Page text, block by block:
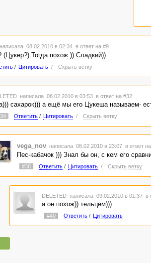
написала 08.02.2010 в 02:34 в ответ на #9
(Цукер?) Тогда похож )) Сладкий))
/ Цитировать / Скрыть ветку
написала 08.02.2010 в 03:53 в ответ на #32
сахарок))) а ещё мы его Цукеша называем-
Ответить/ Цитировать / Скрыть ветку
vega_nov написала 08.02.2010 в 23:07 в ответ
Пес-кабачок ))) Знал бы он, с кем его
#38 Ответить/ Цитировать / Скрыть ветку
DELETED написала 09.02.2010 в 01:37 в
а он похож)) тельцем)))
#40 Ответить/ Цитировать